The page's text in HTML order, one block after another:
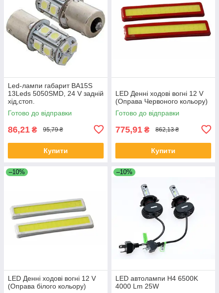
Led-лампи габарит BA15S
13Leds 5050SMD, 24 V задній
хід,стоп.
Готово до відправки
86,21 ₴ 95,79 ₴
Купити
LED Денні ходові вогні 12 V
(Оправа Червоного кольору)
Готово до відправки
775,91 ₴ 862,13 ₴
Купити
–10%
LED Денні ходові вогні 12 V
(Оправа білого кольору)
–10%
LED автолампи H4 6500K
4000 Lm 25W